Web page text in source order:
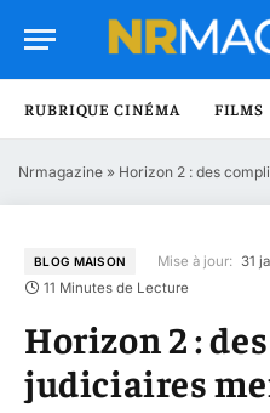
RUBRIQUE CINÉMA FILMS
Nrmagazine » Horizon 2 : des
BLOG MAISON Mise à jour: 31
11 Minutes de Lecture
Horizon 2 :
judiciaires